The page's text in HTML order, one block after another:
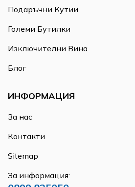
Подаръчни Кутии
Големи Бутилки
Изключителни Вина
Блог
ИНФОРМАЦИЯ
За нас
Контакти
Sitemap
За информация: